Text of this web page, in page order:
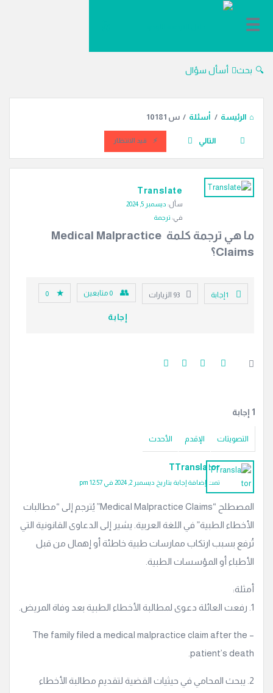
دليل
بحث أسأل سؤال
الرئيسة / أسئلة / س 10181
التالي قيد الانتظار
دليل
الترجمة
أسئلة
Translate
سأل: ديسمبر 5, 2024
في: ترجمة
ما هي ترجمة كلمة Medical Malpractice
Claims؟
‫1 إجابة 93 الزيارات 0 متابعين 0
إجابة
‫1 إجابة
التصويتات الإقدم الأحدث
TTranslator
تمت إضافة إجابة بتاريخ ديسمبر 2, 2024 في 12:57 pm
المصطلح “Medical Malpractice Claims” يُترجم إلى “مطالبات
الأخطاء الطبية” في اللغة العربية. يشير إلى الدعاوى القانونية التي
تُرفع بسبب ارتكاب ممارسات طبية خاطئة أو إهمال من قبل
الأطباء أو المؤسسات الطبية.
أمثلة:
1. رفعت العائلة دعوى لمطالبة الأخطاء الطبية بعد وفاة المريض.
– The family filed a medical malpractice claim after the
patient’s death.
2. يبحث المحامي في حيثيات القضية لتقديم مطالبة الأخطاء